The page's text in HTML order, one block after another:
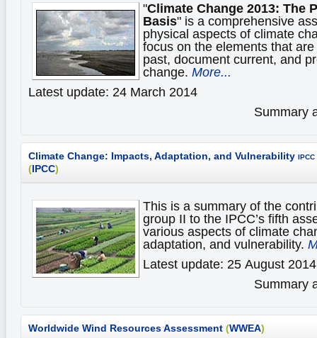
"Climate Change 2013: The
Basis" is a comprehensive
physical aspects of climate
focus on the elements that
past, document current, and
change. More...
Latest update: 24 March 2014
Summary
Climate Change: Impacts, Adaptation, and Vulnerability
(IPCC)
This is a summary of the
group II to the IPCC’s fifth
various aspects of climate
adaptation, and vulnerability.
Latest update: 25 August 2014
Summary
Worldwide Wind Resources Assessment (WWEA)